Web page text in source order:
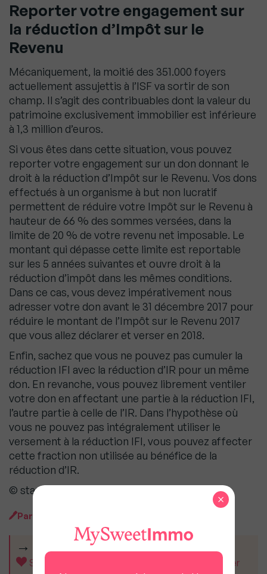
Reporter votre engagement sur
la réduction d’Impôt sur le
Revenu
Mécaniquement, la moitié des 351.000 foyers
actuellement assujettis à l’ISF va sortir de son
champ. Il s’agit des contribuables dont la valeur du
patrimoine exclusivement immobilier est inférieure
à 1,3 million d’euros.
Si vous êtes dans cette situation, vous pouvez
reporter votre engagement sur un don donnant le
droit à la réduction d’Impôt sur le Revenu. Vos dons
effectués à un organisme à but non lucratif
permettent de réduire votre Impôt sur le Revenu à
hauteur de 66 % des sommes versées, dans la
limite de 20 % de votre revenu net imposable. Le
montant qui dépasse cette limite est reportable
sur les 5 années suivantes et ouvre droit à la
réduction d’impôt dans les mêmes conditions.
Dans ce cas, vous devez impérativement nous
adresser votre don avant le 31 décembre 2017 pour
réduire le montant de l’Impôt sur le Revenu 2017
que vous allez déclarer et verser en 2018.
Enfin, sachez que vous ne pouvez pas cumuler la
réduction IFI avec la réduction d’IR pour un même
don. En revanche, vous pouvez librement ventiler
votre don en affectant une partie à la réduction IFI,
l’autre partie à celle de l’IR. Dans l’hypothèse où
vous ne pouvez pas intégralement utiliser le
versement à la réduction IFI, vous pouvez affecter
cette fraction non utilisée au bénéfice de la
réduction d’IR.
© staras – Fotolia.com
Par
CET ARTICLE VOUS A AIDÉ ?
Soutenez MySweetImmo et aidez-nous à rester
×